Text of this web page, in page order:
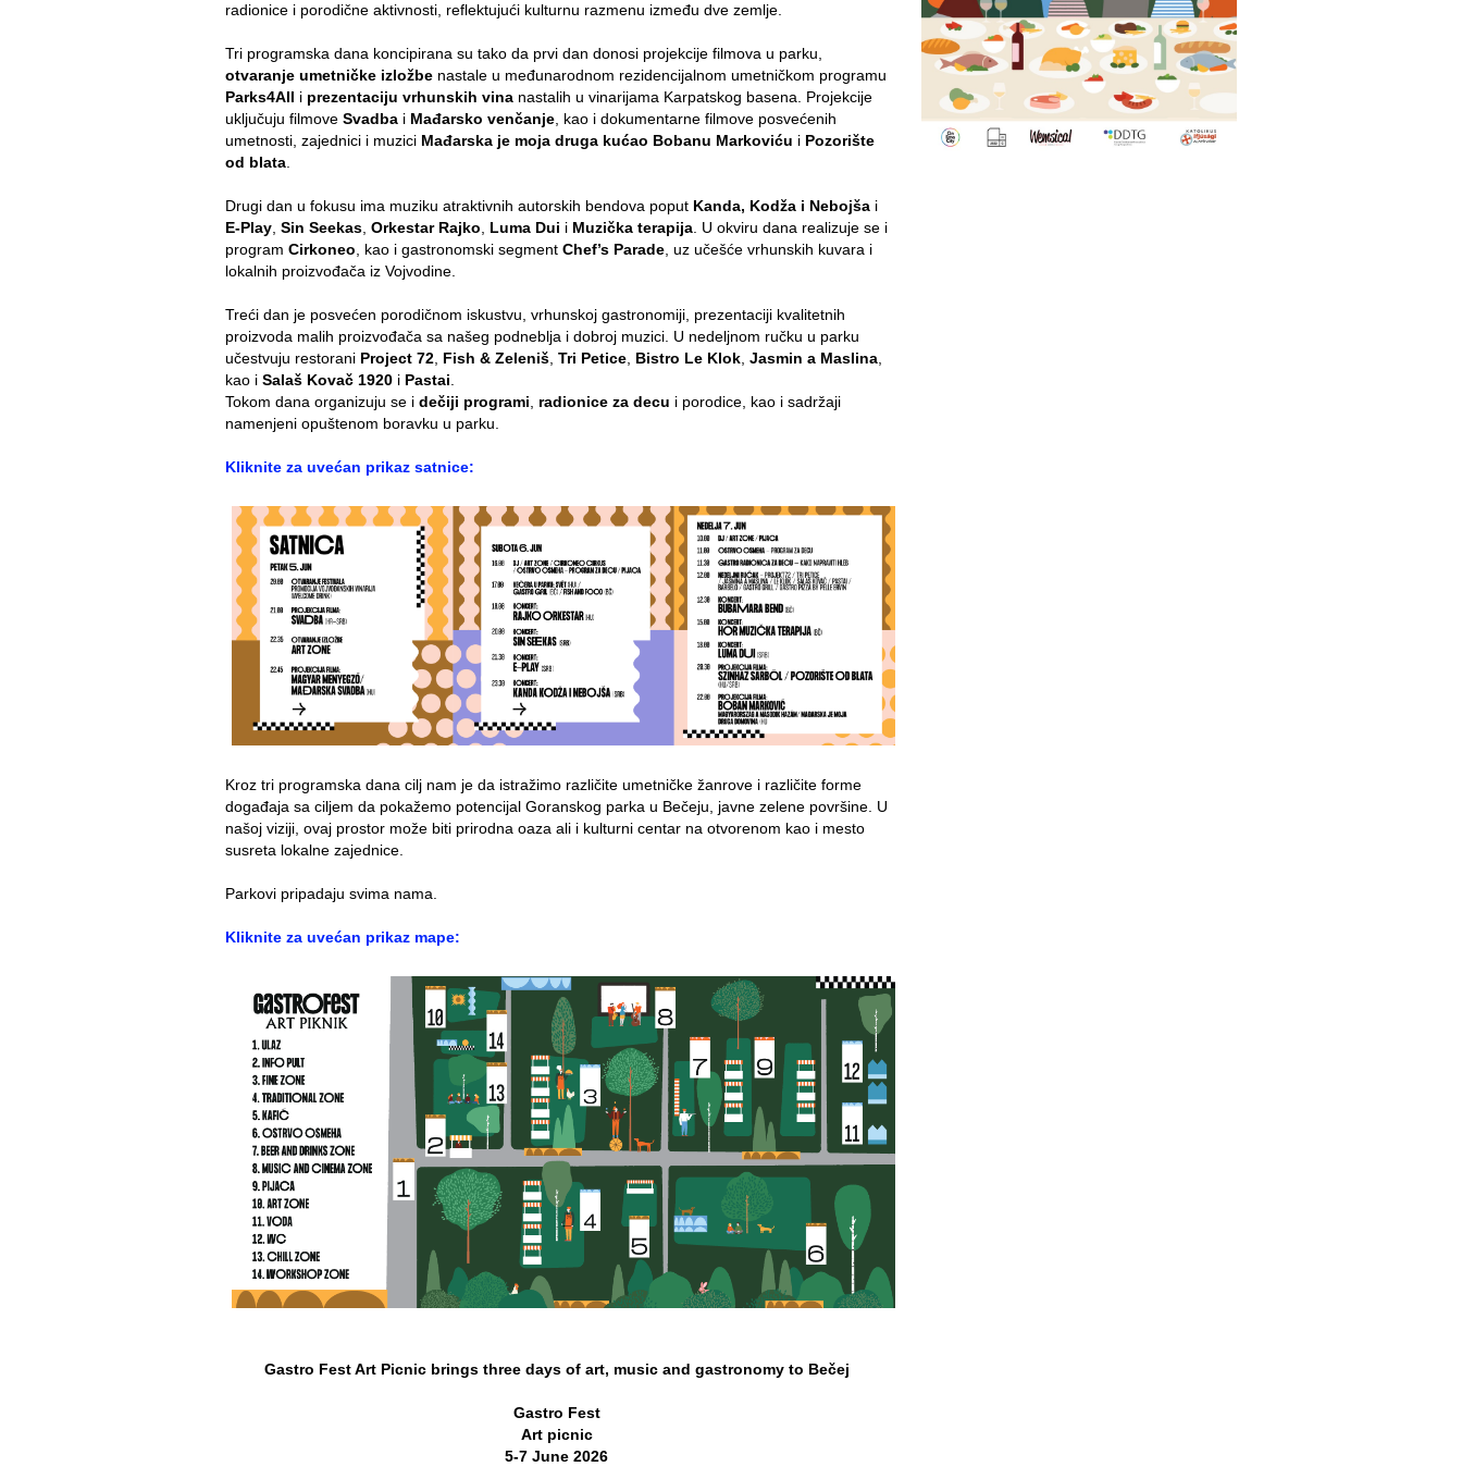
radionice i porodične aktivnosti, reflektujući kulturnu razmenu između dve zemlje.
Tri programska dana koncipirana su tako da prvi dan donosi projekcije filmova u parku,
otvaranje umetničke izložbe nastale u međunarodnom rezidencijalnom umetničkom programu
Parks4All i prezentaciju vrhunskih vina nastalih u vinarijama Karpatskog basena. Projekcije
uključuju filmove Svadba i Mađarsko venčanje , kao i dokumentarne filmove posvećenih
umetnosti, zajednici i muzici Mađarska je moja druga kućao Bobanu Markoviću i Pozorište
od blata
Drugi dan u fokusu ima muziku atraktivnih autorskih bendova poput Kanda, Kodža i Nebojša i
E-Play Sin Seekas Orkestar Rajko Luma Dui i Muzička terapija . U okviru dana realizuje se i
program Cirkoneo , kao i gastronomski segment Chef’s Parade , uz učešće vrhunskih kuvara i
lokalnih proizvođača iz Vojvodine.
Treći dan je posvećen porodičnom iskustvu, vrhunskoj gastronomiji, prezentaciji kvalitetnih
proizvoda malih proizvođača sa našeg podneblja i dobroj muzici. U nedeljnom ručku u parku
učestvuju restorani Project 72 Fish & Zeleniš Tri Petice Bistro Le Klok Jasmin a Maslina
kao i Salaš Kovač 1920 i Pastai
Tokom dana organizuju se i dečiji programi radionice za decu i porodice, kao i sadržaji
namenjeni opuštenom boravku u parku.
Kliknite za uvećan prikaz satnice:
Kroz tri programska dana cilj nam je da istražimo različite umetničke žanrove i različite forme
događaja sa ciljem da pokažemo potencijal Goranskog parka u Bečeju, javne zelene površine. U
našoj viziji, ovaj prostor može biti prirodna oaza ali i kulturni centar na otvorenom kao i mesto
susreta lokalne zajednice.
Parkovi pripadaju svima nama.
Kliknite za uvećan prikaz mape:
Gastro Fest Art Picnic brings three days of art, music and gastronomy to Bečej
Gastro Fest
Art picnic
5-7 June 2026